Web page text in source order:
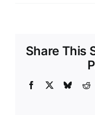
Ciri-
Share This
Facebook Bluesky